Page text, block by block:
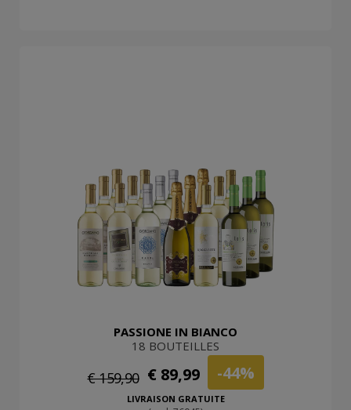
PASSIONE IN BIANCO
18 BOUTEILLES
€ 159,90 € 89,99 -44%
LIVRAISON GRATUITE